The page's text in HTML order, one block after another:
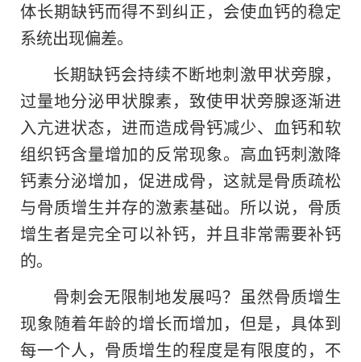
体长期缺钙而得不到纠正，会使血钙的稳定
系统出现偏差。
长期缺钙会持续不断地刺激甲状旁腺，
过量地分泌甲状腺素，致使甲状旁腺逐渐进
入亢进状态，进而造成骨钙减少、血钙和软
组织钙含量增加的反常现象。高血钙刺激降
钙素分泌增加，促进成骨，这就是骨质疏松
与骨质增生并存的激素基础。所以说，骨质
增生者是完全可以补钙，并且非常需要补钙
的。
骨刺会无限制地发展吗？虽然骨质增生
现象随着年龄的增长而增加，但是，具体到
每一个人，骨质增生的程度是有限度的，不